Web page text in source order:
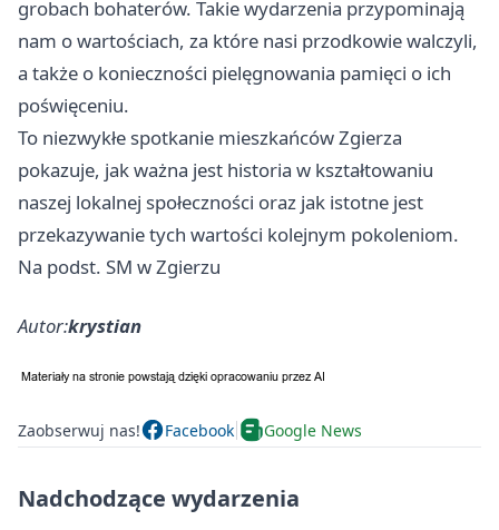
grobach bohaterów. Takie wydarzenia przypominają
nam o wartościach, za które nasi przodkowie walczyli,
a także o konieczności pielęgnowania pamięci o ich
poświęceniu.
To niezwykłe spotkanie mieszkańców Zgierza
pokazuje, jak ważna jest historia w kształtowaniu
naszej lokalnej społeczności oraz jak istotne jest
przekazywanie tych wartości kolejnym pokoleniom.
Na podst. SM w Zgierzu
Autor:krystian
Zaobserwuj nas! Facebook Google News
Nadchodzące wydarzenia